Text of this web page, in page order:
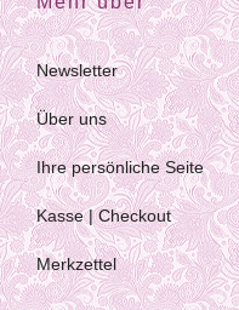
Newsletter
Über uns
Ihre persönliche Seite
Kasse | Checkout
Merkzettel